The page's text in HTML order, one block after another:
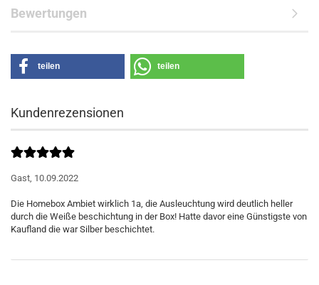
Bewertungen
teilen teilen
Kundenrezensionen
Gast, 10.09.2022
Die Homebox Ambiet wirklich 1a, die Ausleuchtung wird deutlich heller
durch die Weiße beschichtung in der Box! Hatte davor eine Günstigste von